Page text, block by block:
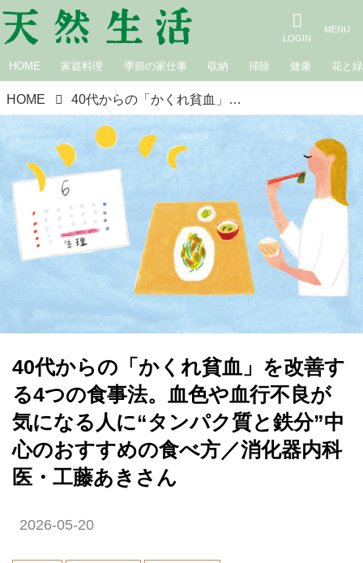
HOME 家庭料理 季節の家仕事 収納 掃除 健康 花と緑
HOME 40代からの「かくれ貧血」を改善する4つの食事法。血色や血行不良が気になる人に“タンパク質と鉄分”中心のおすすめの食べ方／消化器内科医・工藤あきさん
40代からの「かくれ貧血」を改善す
る4つの食事法。血色や血行不良が
気になる人に“タンパク質と鉄分”中
心のおすすめの食べ方／消化器内科
医・工藤あきさん
2026-05-20